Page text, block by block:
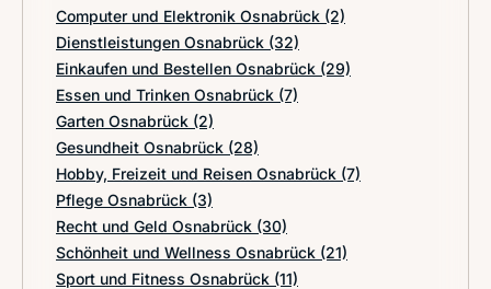
Computer und Elektronik Osnabrück (2)
Dienstleistungen Osnabrück (32)
Einkaufen und Bestellen Osnabrück (29)
Essen und Trinken Osnabrück (7)
Garten Osnabrück (2)
Gesundheit Osnabrück (28)
Hobby, Freizeit und Reisen Osnabrück (7)
Pflege Osnabrück (3)
Recht und Geld Osnabrück (30)
Schönheit und Wellness Osnabrück (21)
Sport und Fitness Osnabrück (11)